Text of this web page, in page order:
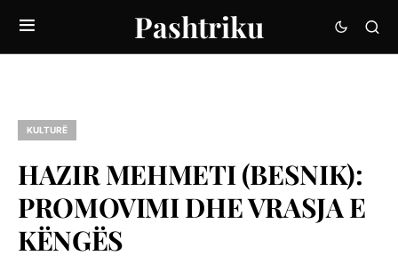
Pashtriku
KULTURË
HAZIR MEHMETI (BESNIK):
PROMOVIMI DHE VRASJA E
KËNGËS